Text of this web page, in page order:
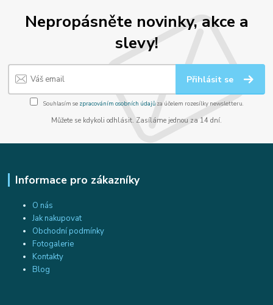
Nepropásněte novinky, akce a
slevy!
Přihlásit se
Souhlasím se zpracováním osobních údajůza účelem rozesílky newsletteru.
Můžete se kdykoli odhlásit. Zasíláme jednou za 14 dní.
Informace pro zákazníky
O nás
Jak nakupovat
Obchodní podmínky
Fotogalerie
Kontakty
Blog